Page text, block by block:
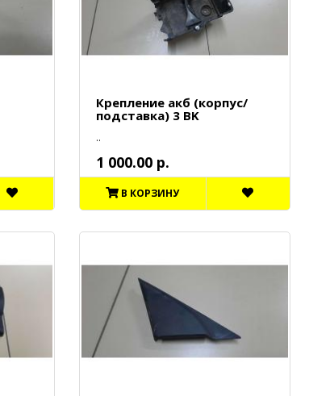
Крепление акб (корпус/
подставка) 3 BK
..
1 000.00 р.
В КОРЗИНУ